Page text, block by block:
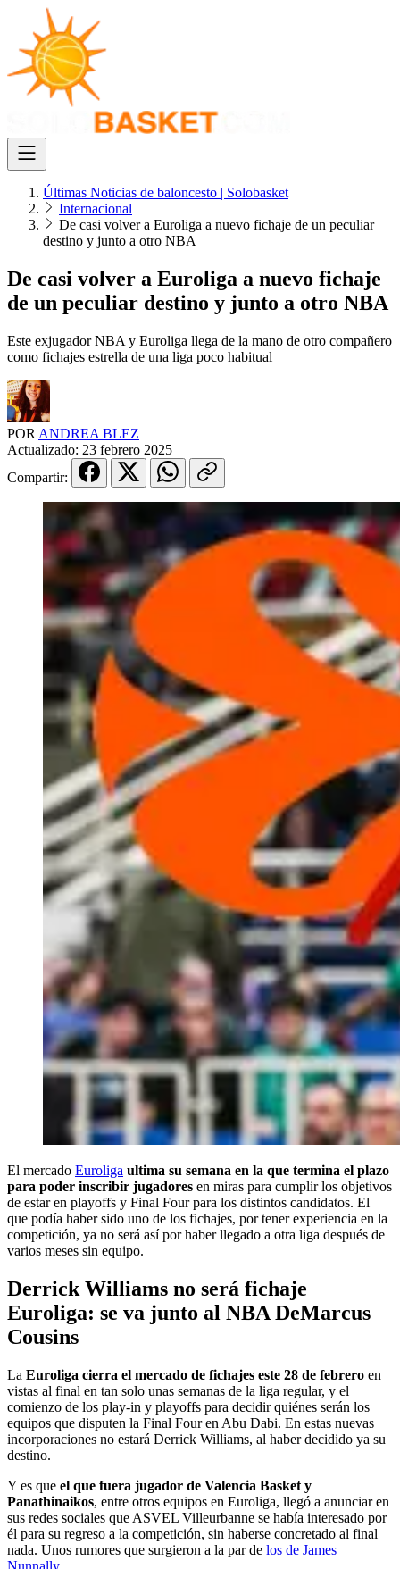
Últimas Noticias de baloncesto | Solobasket
Internacional
De casi volver a Euroliga a nuevo fichaje de un peculiar
destino y junto a otro NBA
De casi volver a Euroliga a nuevo fichaje
de un peculiar destino y junto a otro NBA
Este exjugador NBA y Euroliga llega de la mano de otro compañero
como fichajes estrella de una liga poco habitual
POR ANDREA BLEZ
Actualizado: 23 febrero 2025
Compartir:
El mercado Euroliga ultima su semana en la que termina el plazo
para poder inscribir jugadores en miras para cumplir los objetivos
de estar en playoffs y Final Four para los distintos candidatos. El
que podía haber sido uno de los fichajes, por tener experiencia en la
competición, ya no será así por haber llegado a otra liga después de
varios meses sin equipo.
Derrick Williams no será fichaje
Euroliga: se va junto al NBA DeMarcus
Cousins
La Euroliga cierra el mercado de fichajes este 28 de febrero en
vistas al final en tan solo unas semanas de la liga regular, y el
comienzo de los play-in y playoffs para decidir quiénes serán los
equipos que disputen la Final Four en Abu Dabi. En estas nuevas
incorporaciones no estará Derrick Williams, al haber decidido ya su
destino.
Y es que el que fuera jugador de Valencia Basket y
Panathinaikos, entre otros equipos en Euroliga, llegó a anunciar en
sus redes sociales que ASVEL Villeurbanne se había interesado por
él para su regreso a la competición, sin haberse concretado al final
nada. Unos rumores que surgieron a la par de los de James
Nunnally.